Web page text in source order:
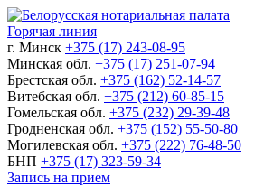
Горячая линия
г. Минск +375 (17) 243-08-95
Минская обл. +375 (17) 251-07-94
Брестская обл. +375 (162) 52-14-57
Витебская обл. +375 (212) 60-85-15
Гомельская обл. +375 (232) 29-39-48
Гродненская обл. +375 (152) 55-50-80
Могилевская обл. +375 (222) 76-48-50
БНП +375 (17) 323-59-34
Запись на прием